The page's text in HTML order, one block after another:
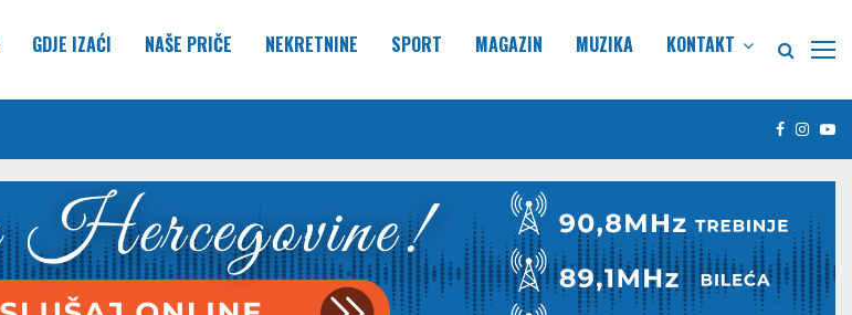
GDJE IZAĆI NAŠE PRIČE NEKRETNINE SPORT MAGAZIN MUZIKA KONTAKT
Facebook